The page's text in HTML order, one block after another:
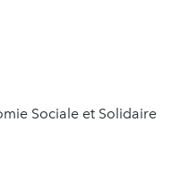
Sociale et Solidaire